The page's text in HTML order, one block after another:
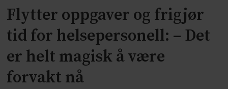
Flytter oppgaver og frigjør
tid for helsepersonell: – Det
er helt magisk å være
forvakt nå